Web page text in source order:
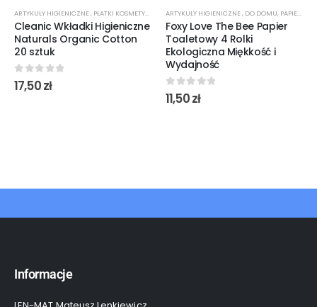
ARTYKUŁY HIGIENICZNE , PŁATKI KOSMETYCZNE
Cleanic Wkładki Higieniczne
Naturals Organic Cotton
20 sztuk
0out of 5
17,50zł
ARTYKUŁY HIGIENICZNE , DO DOMU, PAPIER TOALETOWY
Foxy Love The Bee Papier
Toaletowy 4 Rolki
Ekologiczna Miękkość i
Wydajność
0out of 5
11,50zł
Informacje